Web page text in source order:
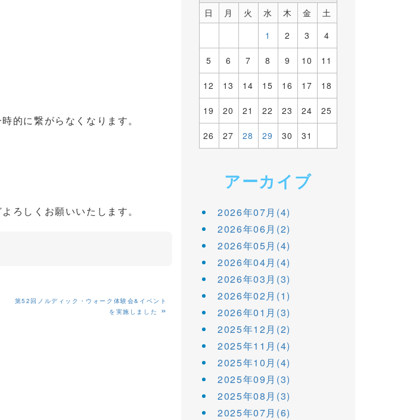
的に繋がらなくなります。
ろしくお願いいたします。
第52回ノルディック・ウォーク体験会&イベント
を実施しました
»
日
月 火 水 木 金
土
1
2 3 4
5 6 7 8 9 10 11
12 13 14 15 16 17 18
19 20 21 22 23 24 25
26 27 28 29 30 31
アーカイブ
2026年07月(4)
2026年06月(2)
2026年05月(4)
2026年04月(4)
2026年03月(3)
2026年02月(1)
2026年01月(3)
2025年12月(2)
2025年11月(4)
2025年10月(4)
2025年09月(3)
2025年08月(3)
2025年07月(6)